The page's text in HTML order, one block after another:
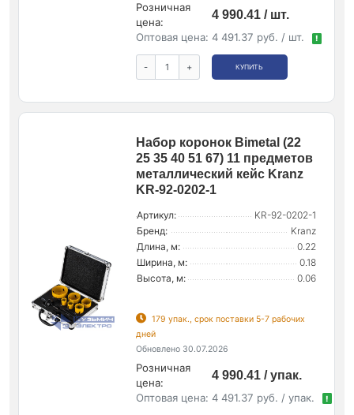
Розничная
цена:
4 990.41 / шт.
Оптовая цена: 4 491.37 руб. / шт. !
- + КУПИТЬ
Набор коронок Bimetal (22
25 35 40 51 67) 11 предметов
металлический кейс Kranz
KR-92-0202-1
Артикул:
KR-92-0202-1
Бренд:
Kranz
Длина, м:
0.22
Ширина, м:
0.18
Высота, м:
0.06
179 упак., срок поставки 5-7 рабочих
дней
Обновлено 30.07.2026
Розничная
цена:
4 990.41 / упак.
Оптовая цена: 4 491.37 руб. / упак. !